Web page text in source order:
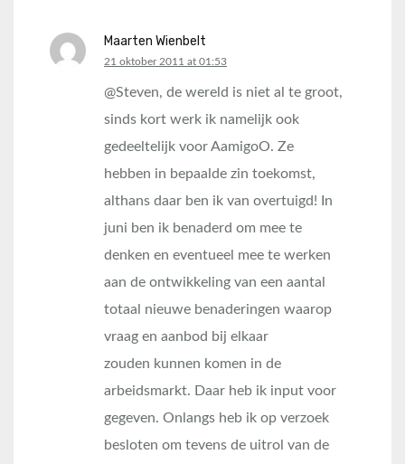
Maarten Wienbelt
says:
21 oktober 2011 at 01:53
@Steven, de wereld is niet al te groot,
sinds kort werk ik namelijk ook
gedeeltelijk voor AamigoO. Ze
hebben in bepaalde zin toekomst,
althans daar ben ik van overtuigd! In
juni ben ik benaderd om mee te
denken en eventueel mee te werken
aan de ontwikkeling van een aantal
totaal nieuwe benaderingen waarop
vraag en aanbod bij elkaar
zouden kunnen komen in de
arbeidsmarkt. Daar heb ik input voor
gegeven. Onlangs heb ik op verzoek
besloten om tevens de uitrol van de